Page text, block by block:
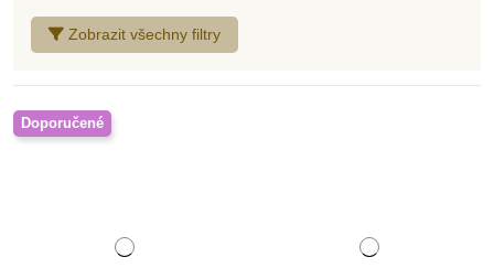
Zobrazit všechny filtry
Doporučené